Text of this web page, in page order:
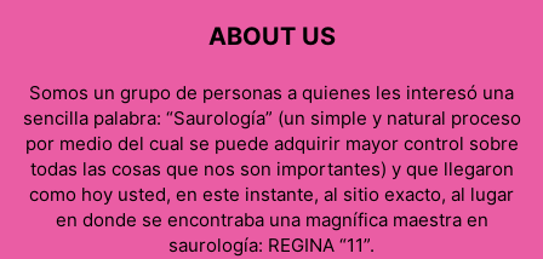
ABOUT US
Somos un grupo de personas a quienes les interesó una
sencilla palabra: “Saurología” (un simple y natural proceso
por medio del cual se puede adquirir mayor control sobre
todas las cosas que nos son importantes) y que llegaron
como hoy usted, en este instante, al sitio exacto, al lugar
en donde se encontraba una magnífica maestra en
saurología: REGINA “11”.